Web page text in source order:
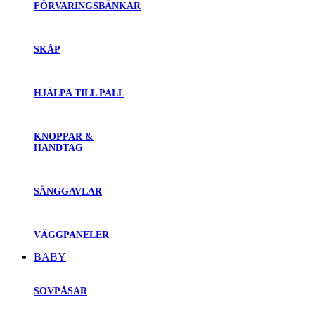
FÖRVARINGSBÄNKAR
SKÅP
HJÄLPA TILL PALL
KNOPPAR &
HANDTAG
SÄNGGAVLAR
VÄGGPANELER
BABY
SOVPÅSAR